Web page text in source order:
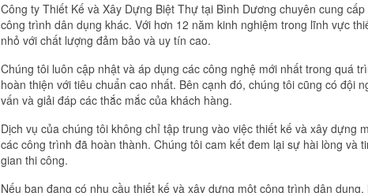
Công ty Thiết Kế và Xây Dựng Biệt Thự tại Bình Dương chuyên cung
công trình dân dụng khác. Với hơn 12 năm kinh nghiệm trong lĩnh vực
nhỏ với chất lượng đảm bảo và uy tín cao.
Chúng tôi luôn cập nhật và áp dụng các công nghệ mới nhất trong quá
hoàn thiện với tiêu chuẩn cao nhất. Bên cạnh đó, chúng tôi cũng có đội
vấn và giải đáp các thắc mắc của khách hàng.
Dịch vụ của chúng tôi không chỉ tập trung vào việc thiết kế và xây
các công trình đã hoàn thành. Chúng tôi cam kết đem lại sự hài lòng
gian thi công.
Nếu bạn đang có nhu cầu thiết kế và xây dựng một công trình dân